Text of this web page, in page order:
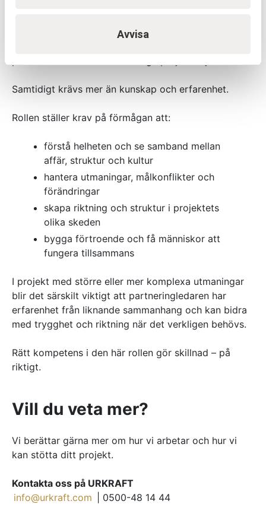
Avvisa
Det är också en fördel att ha dokumenterad närvaro i
Samtidigt krävs mer än kunskap och erfarenhet.
Rollen ställer krav på förmågan att:
förstå helheten och se samband mellan
affär, struktur och kultur
hantera utmaningar, målkonflikter och
förändringar
skapa riktning och struktur i projektets
olika skeden
bygga förtroende och få människor att
fungera tillsammans
I projekt med större eller mer komplexa utmaningar
blir det särskilt viktigt att partneringledaren har
erfarenhet från liknande sammanhang och kan bidra
med trygghet och riktning när det verkligen behövs.
Rätt kompetens i den här rollen gör skillnad – på
riktigt.
Vill du veta mer?
Vi berättar gärna mer om hur vi arbetar och hur vi
kan stötta ditt projekt.
Kontakta oss på URKRAFT
info@urkraft.com
| 0500-48 14 44